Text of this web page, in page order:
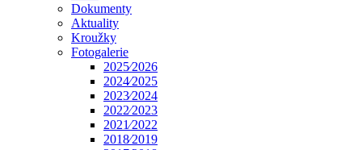
Dokumenty
Aktuality
Kroužky
Fotogalerie
2025⁄2026
2024⁄2025
2023⁄2024
2022⁄2023
2021⁄2022
2018⁄2019